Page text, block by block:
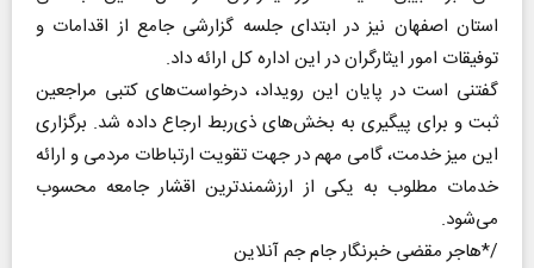
استان اصفهان نیز در ابتدای جلسه گزارشی جامع از اقدامات و
توفیقات امور ایثارگران در این اداره کل ارائه داد.
گفتنی است در پایان این رویداد، درخواست‌های کتبی مراجعین
ثبت و برای پیگیری به بخش‌های ذی‌ربط ارجاع داده شد. برگزاری
این میز خدمت، گامی مهم در جهت تقویت ارتباطات مردمی و ارائه
خدمات مطلوب به یکی از ارزشمندترین اقشار جامعه محسوب
می‌شود.
/*هاجر مقضی خبرنگار جام جم آنلاین